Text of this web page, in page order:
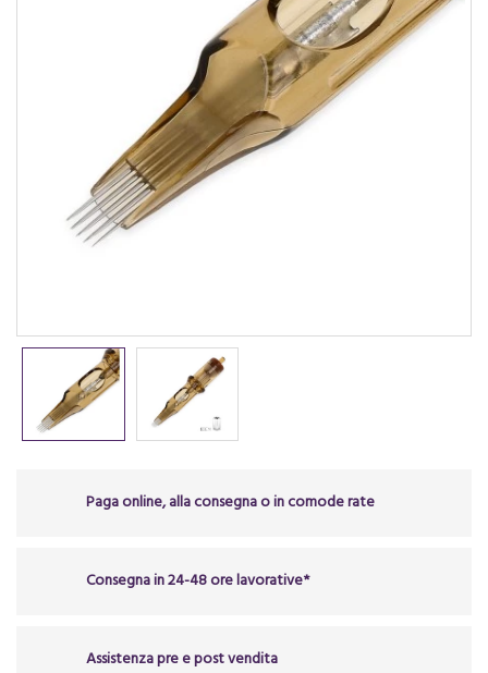
Paga online, alla consegna o in comode rate
Consegna in 24-48 ore lavorative*
Assistenza pre e post vendita